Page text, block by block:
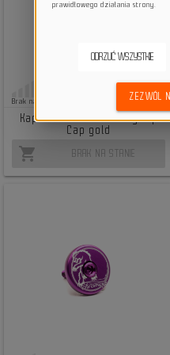
Brak na stanie
69,90 zł
Kapsel sterów Chromag Top
Cap gold
shopping_cart BRAK NA STANIE
prawidłowego działania strony.
ODRZUĆ WSZYSTKIE
ZEZWÓL